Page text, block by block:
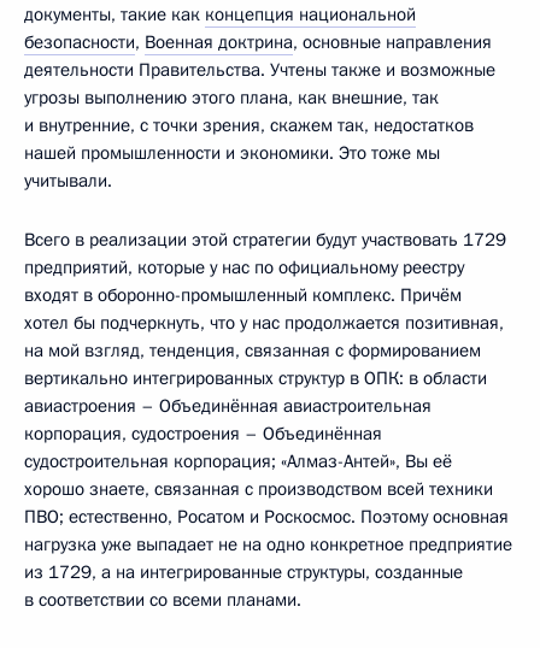
документы, такие как концепция национальной
безопасности, Военная доктрина, основные направления
деятельности Правительства. Учтены также и возможные
угрозы выполнению этого плана, как внешние, так
и внутренние, с точки зрения, скажем так, недостатков
нашей промышленности и экономики. Это тоже мы
учитывали.
Всего в реализации этой стратегии будут участвовать 1729
предприятий, которые у нас по официальному реестру
входят в оборонно-промышленный комплекс. Причём
хотел бы подчеркнуть, что у нас продолжается позитивная,
на мой взгляд, тенденция, связанная с формированием
вертикально интегрированных структур в ОПК: в области
авиастроения – Объединённая авиастроительная
корпорация, судостроения – Объединённая
судостроительная корпорация; «Алмаз-Антей», Вы её
хорошо знаете, связанная с производством всей техники
ПВО; естественно, Росатом и Роскосмос. Поэтому основная
нагрузка уже выпадает не на одно конкретное предприятие
из 1729, а на интегрированные структуры, созданные
в соответствии со всеми планами.